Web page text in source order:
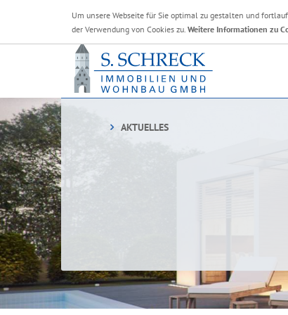
AKTUELLES
Um unsere Webseite für Sie optimal zu gestalten und
der Verwendung von Cookies zu. Weitere Informationen zu